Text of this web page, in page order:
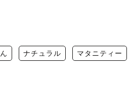
ナチュラル マタニティー